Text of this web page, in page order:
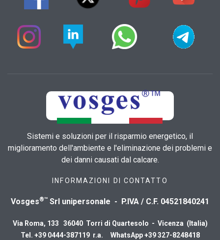
Sistemi e soluzioni per il risparmio energetico, il
miglioramento dell'ambiente e l'eliminazione dei problemi e
dei danni causati dal calcare.
INFORMAZIONI DI CONTATTO
Vosges®™ Srl unipersonale - P.IVA / C.F. 04521840241
Via Roma, 133 36040 Torri di Quartesolo - Vicenza (Italia)
Tel. +39 0444-387119 r.a. WhatsApp +39 327-8248418